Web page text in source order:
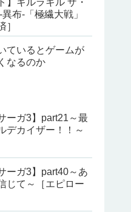
布-「極繊大戦」
］
ているとゲームが
なるのか
ーガ3】part21～最
デカイザー！！～
ーガ3】part40～あ
じて～［エピロー